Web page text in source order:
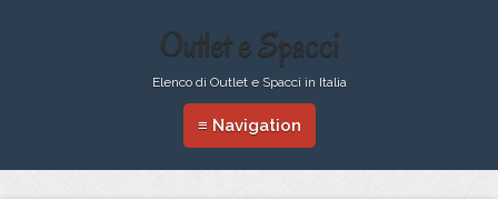
Outlet e Spacci
Elenco di Outlet e Spacci in Italia
≡ Navigation